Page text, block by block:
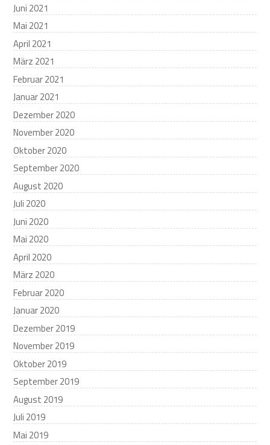
Juni 2021
Mai 2021
April 2021
März 2021
Februar 2021
Januar 2021
Dezember 2020
November 2020
Oktober 2020
September 2020
August 2020
Juli 2020
Juni 2020
Mai 2020
April 2020
März 2020
Februar 2020
Januar 2020
Dezember 2019
November 2019
Oktober 2019
September 2019
August 2019
Juli 2019
Mai 2019